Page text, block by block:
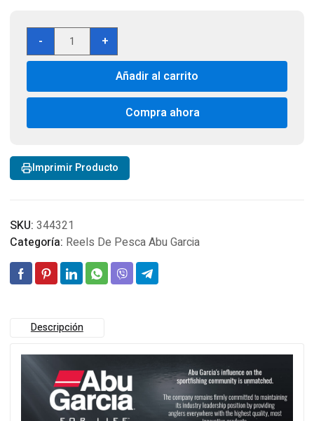
-
Abu
Garcia
Ambassadeur
5600
Casting
|
C4-
+
Añadir al carrito
Compra ahora
Imprimir Producto
SKU: 344321
Categoría: Reels De Pesca Abu Garcia
Descripción